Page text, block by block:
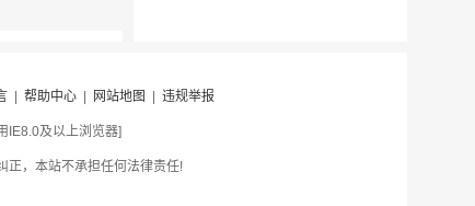
| 帮助中心| 网站地图 违规举报
IE8.0及以上浏览器]
正，本站不承担任何法律责任!